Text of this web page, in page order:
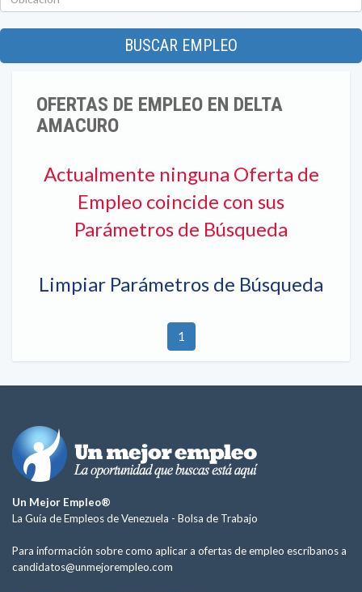
BUSCAR EMPLEO
OFERTAS DE EMPLEO EN DELTA
AMACURO
Actualmente ninguna Oferta de
Empleo coincide con sus
Parámetros de Búsqueda
Limpiar Parámetros de Búsqueda
1
Un Mejor Empleo®
La Guía de Empleos de Venezuela - Bolsa de Trabajo
Para información sobre como aplicar a ofertas de empleo escríbanos a
candidatos@unmejorempleo.com